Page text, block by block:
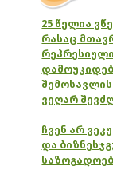
25 წელია
რასაც
ვეღარ
ჩვენ არ
და